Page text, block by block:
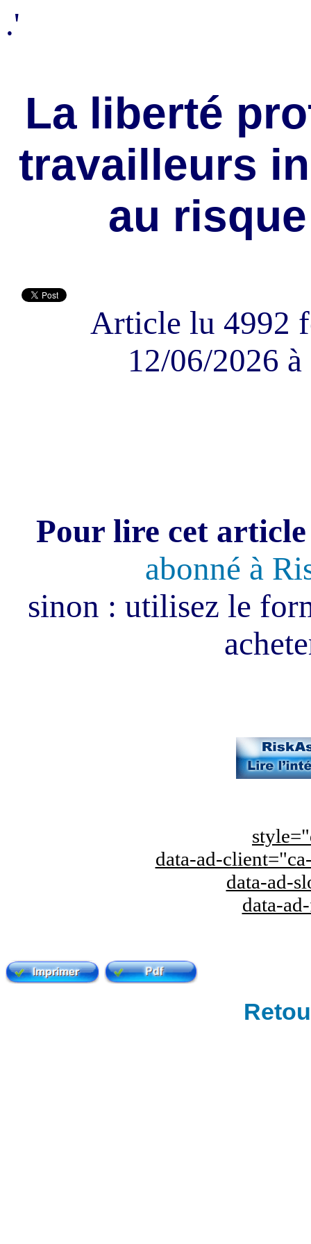
.'
La liberté
travailleurs
au
Article lu 4992
12/06/2026
Pour lire cet
abonné à
sinon : utilisez le
data-ad-
data-ad-
data-